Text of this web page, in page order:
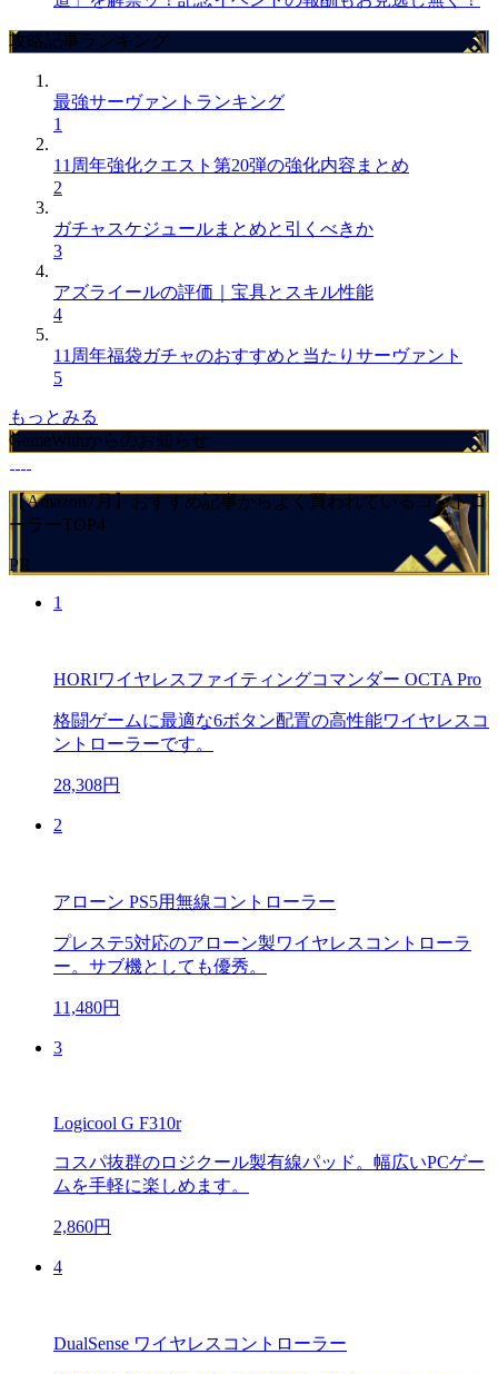
攻略記事ランキング
最強サーヴァントランキング
1
11周年強化クエスト第20弾の強化内容まとめ
2
ガチャスケジュールまとめと引くべきか
3
アズライールの評価｜宝具とスキル性能
4
11周年福袋ガチャのおすすめと当たりサーヴァント
5
もっとみる
GameWithからのお知らせ
【Amazon7月】おすすめ記事からよく買われているコントロ
ーラーTOP4
PR
1
HORIワイヤレスファイティングコマンダー OCTA Pro
格闘ゲームに最適な6ボタン配置の高性能ワイヤレスコ
ントローラーです。
28,308円
2
アローン PS5用無線コントローラー
プレステ5対応のアローン製ワイヤレスコントローラ
ー。サブ機としても優秀。
11,480円
3
Logicool G F310r
コスパ抜群のロジクール製有線パッド。幅広いPCゲー
ムを手軽に楽しめます。
2,860円
4
DualSense ワイヤレスコントローラー